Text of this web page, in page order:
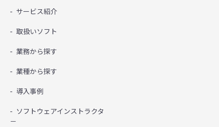
サービス紹介
取扱いソフト
業務から探す
業種から探す
導入事例
ソフトウェアインストラクタ
－